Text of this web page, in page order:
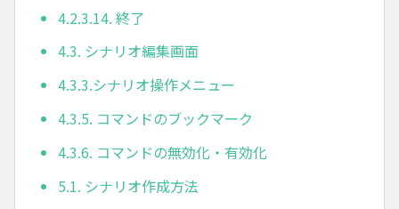
4.2.3.14. 終了
4.3. シナリオ編集画面
4.3.3.シナリオ操作メニュー
4.3.5. コマンドのブックマーク
4.3.6. コマンドの無効化・有効化
5.1. シナリオ作成方法